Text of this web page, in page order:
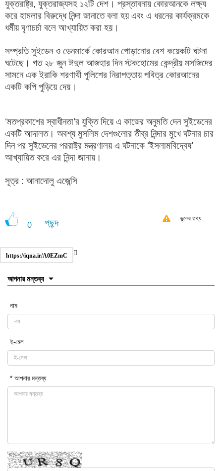
যুক্তরাষ্ট্র, যুক্তরাজ্যসহ ১২টি দেশ। প্রস্তাবনায় কোরআনকে লক্ষ্য
করে হামলার বিরুদ্ধে নিন্দা জানাতে বলা হয় এবং এ ধরনের কার্যক্রমকে
ধর্মীয় ঘৃণাচর্চা বলে আখ্যায়িত করা হয়।
সম্প্রতি সুইডেন ও ডেনমার্কে কোরআন পোড়ানোর বেশ কয়েকটি ঘটনা
ঘটেছে। গত ২৮ জুন ঈদুল আজহার দিন স্টকহোমের কেন্দ্রীয় মসজিদের
সামনে এক ইরাকি শরণার্থী পুলিশের নিরাপত্তায় পবিত্র কোরআনের
একটি কপি পুড়িয়ে দেয়।
‘মতপ্রকাশের স্বাধীনতা’র যুক্তি দিয়ে এ কাজের অনুমতি দেন সুইডেনের
একটি আদালত। অবশ্য মুসলিম দেশগুলোর তীব্র নিন্দার মুখে ঘটনার চার
দিন পর সুইডেনের পররাষ্ট্র মন্ত্রণালয় এ ঘটনাকে ‘ইসলামবিদ্বেষ’
আখ্যায়িত করে এর নিন্দা জানায়।
সূত্র : আনাদোলু এজেন্সি
0 পছন্দ ভুলের তথ্য
https://iqna.ir/A0EZmC
আপনার মন্তব্য
নাম
ই-মেল
* আপনার মন্তব্য